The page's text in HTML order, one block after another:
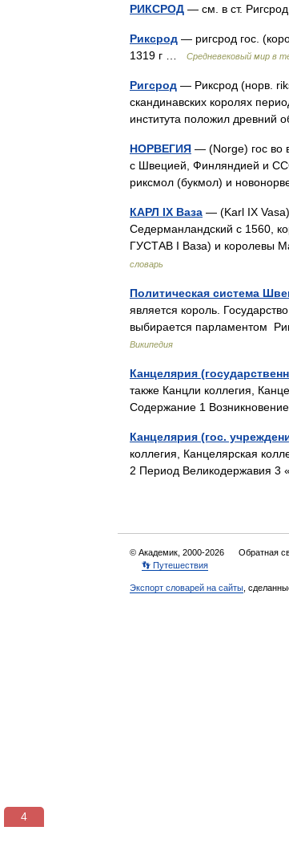
РИКСРОД — см. в ст.
Риксрод — ригсрод гос.
1319 г …
Средневековый мир в
Ригсрод — Риксрод (норв.
скандинавских королях
института положил
НОРВЕГИЯ — (Norge) гос во
с Швецией, Финляндией и
риксмол (букмол) и
КАРЛ IX Ваза — (Karl IX Vasa)
Седерманландский с 1560,
ГУСТАВ I Ваза) и королевы
словарь
Политическая система
является король.
выбирается парламентом
Википедия
Канцелярия
также Канцли коллегия,
Содержание 1
Канцелярия (гос.
коллегия, Канцелярская
2 Период Великодержавия
© Академик, 2000-2026 Обратная
👣 Путешествия
Экспорт словарей на сайты ,
3